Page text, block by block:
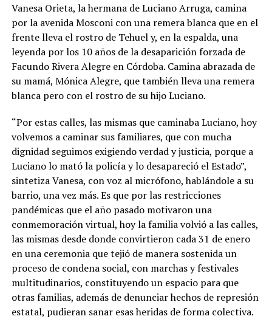
Vanesa Orieta, la hermana de Luciano Arruga, camina
por la avenida Mosconi con una remera blanca que en el
frente lleva el rostro de Tehuel y, en la espalda, una
leyenda por los 10 años de la desaparición forzada de
Facundo Rivera Alegre en Córdoba. Camina abrazada de
su mamá, Mónica Alegre, que también lleva una remera
blanca pero con el rostro de su hijo Luciano.
“Por estas calles, las mismas que caminaba Luciano, hoy
volvemos a caminar sus familiares, que con mucha
dignidad seguimos exigiendo verdad y justicia, porque a
Luciano lo mató la policía y lo desapareció el Estado”,
sintetiza Vanesa, con voz al micrófono, hablándole a su
barrio, una vez más. Es que por las restricciones
pandémicas que el año pasado motivaron una
conmemoración virtual, hoy la familia volvió a las calles,
las mismas desde donde convirtieron cada 31 de enero
en una ceremonia que tejió de manera sostenida un
proceso de condena social, con marchas y festivales
multitudinarios, constituyendo un espacio para que
otras familias, además de denunciar hechos de represión
estatal, pudieran sanar esas heridas de forma colectiva.